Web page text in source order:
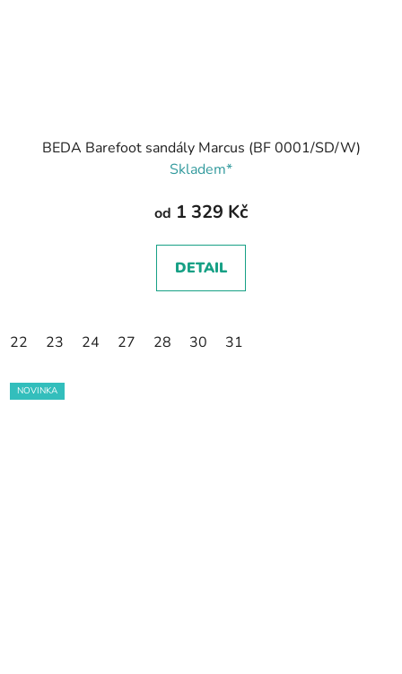
BEDA Barefoot sandály Marcus (BF 0001/SD/W)
Skladem*
od 1 329 Kč
DETAIL
22 23 24 27 28 30 31
NOVINKA